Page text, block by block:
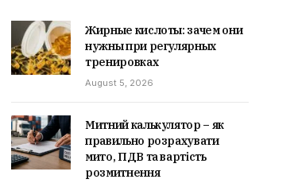
Жирные кислоты: зачем они
нужны при регулярных
тренировках
August 5, 2026
Митний калькулятор – як
правильно розрахувати
мито, ПДВ та вартість
розмитнення